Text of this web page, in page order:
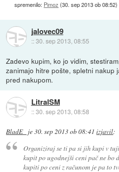
spremenilo: Pimoz (30. sep 2013 ob 08:52)
jalovec09
::30. sep 2013, 08:55
Zadevo kupim, ko jo vidim,
zanimajo hitre pošte, spletni nakup
pred nakupom.
LitralSM
::30. sep 2013, 08:58
BladE_ je30. sep 2013 ob 08:41 izjavil:
Organiziraj se ti pa si jih kupi v
kupit po ugodnejši ceni pač ne bo
kupiti po ceni z računom je pa to